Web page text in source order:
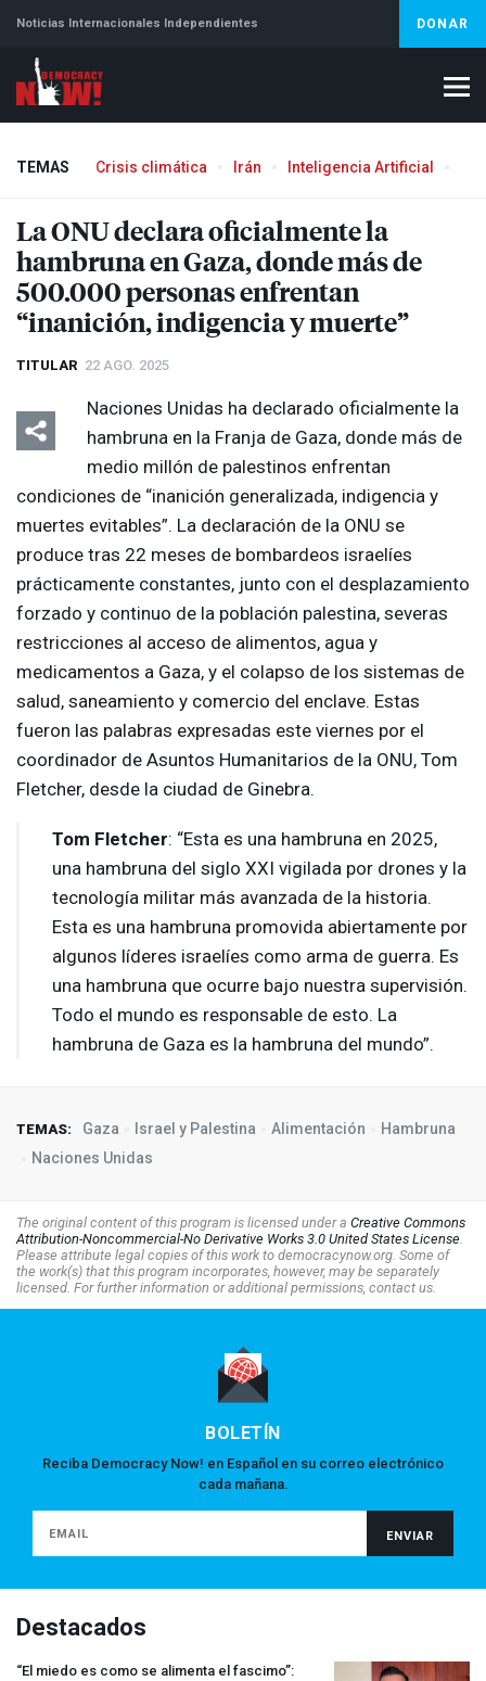
Noticias Internacionales Independientes DONAR
TEMAS Crisis climática Irán Inteligencia Artificial
LaONUdeclara oficialmente la
hambruna en Gaza, donde más de
500.000 personas enfrentan
“inanición, indigencia y muerte”
TITULAR 22 AGO. 2025
Naciones Unidas ha declarado oficialmente la
hambruna en la Franja de Gaza, donde más de
medio millón de palestinos enfrentan
condiciones de “inanición generalizada, indigencia y
muertes evitables”. La declaración de la ONU se
produce tras 22 meses de bombardeos israelíes
prácticamente constantes, junto con el desplazamiento
forzado y continuo de la población palestina, severas
restricciones al acceso de alimentos, agua y
medicamentos a Gaza, y el colapso de los sistemas de
salud, saneamiento y comercio del enclave. Estas
fueron las palabras expresadas este viernes por el
coordinador de Asuntos Humanitarios de la ONU, Tom
Fletcher, desde la ciudad de Ginebra.
Tom Fletcher: “Esta es una hambruna en 2025,
una hambruna del siglo XXI vigilada por drones y la
tecnología militar más avanzada de la historia.
Esta es una hambruna promovida abiertamente por
algunos líderes israelíes como arma de guerra. Es
una hambruna que ocurre bajo nuestra supervisión.
Todo el mundo es responsable de esto. La
hambruna de Gaza es la hambruna del mundo”.
TEMAS: Gaza Israel y Palestina Alimentación
Hambruna
Naciones Unidas
The original content of this program is licensed under a Creative Commons
Attribution-Noncommercial-No Derivative Works 3.0 United States License.
Please attribute legal copies of this work to democracynow.org. Some of
the work(s) that this program incorporates, however, may be separately
licensed. For further information or additional permissions, contact us.
BOLETÍN
Reciba Democracy Now! en Español en su correo electrónico
cada mañana.
Destacados
“El miedo es como se alimenta el fascimo”: